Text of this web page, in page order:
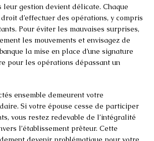
leur gestion devient délicate. Chaque
d’effectuer des opérations, y compris
Pour éviter les mauvaises surprises,
les mouvements et envisagez de
la mise en place d’une signature
pour les opérations dépassant un
ensemble demeurent votre
Si votre épouse cesse de participer
vous restez redevable de l’intégralité
l’établissement prêteur. Cette